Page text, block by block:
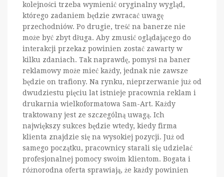
kolejności trzeba wymienić oryginalny wygląd,
którego zadaniem będzie zwracać uwagę
przechodniów. Po drugie, treść na banerze nie
może być zbyt długa. Aby zmusić oglądającego do
interakcji przekaz powinien zostać zawarty w
kilku zdaniach. Tak naprawdę, pomysł na baner
reklamowy może mieć każdy, jednak nie zawsze
będzie on trafiony. Na rynku, nieprzerwanie już od
dwudziestu pięciu lat istnieje pracownia reklam i
drukarnia wielkoformatowa Sam-Art. Każdy
traktowany jest ze szczególną uwagą. Ich
największy sukces będzie wtedy, kiedy firma
klienta znajdzie się na wysokiej pozycji. Już od
samego początku, pracownicy starali się udzielać
profesjonalnej pomocy swoim klientom. Bogata i
różnorodna oferta sprawiają, że każdy powinien